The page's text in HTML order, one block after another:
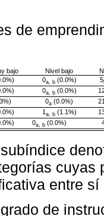
de
bajo Nivel bajo
0a, b(0.0%) 5
0a, b(0.0%)
0a (0.0%)
1a, b(1.1%)
0a, b(0.0%)
cuyas
entre
de